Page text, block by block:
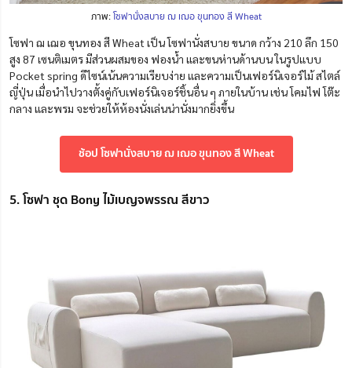
ภาพ:โซฟานั่งสบาย ฌ เฌอ ขุนทอง สี Wheat
โซฟา ฌ เฌอ ขุนทอง สี Wheat เป็น โซฟานั่งสบาย ขนาด กว้าง 210 ลึก 150
สูง 87 เซนติเมตร มีส่วนผสมของ ฟองน้ำ และขนห่านด้านบน ในรูปแบบ
Pocket spring ดีไซน์เน้นความเรียบง่าย และความเป็นเฟอร์นิเจอร์ไม้ สไตล์
ญี่ปุ่น เมื่อนำไปวางตั้งคู่กับเฟอร์นิเจอร์ชิ้นอื่น ๆ ภายในบ้าน เช่น โคมไฟ โต๊ะ
กลาง และพรม จะช่วยให้ห้องนั่งเล่นน่านั่งมากยิ่งขึ้น
ช้อป โซฟานั่งสบาย ฌ เฌอ ขุนทอง สี Wheat
5. โซฟา ชุด Bony ไม้เบญจพรรณ สีขาว